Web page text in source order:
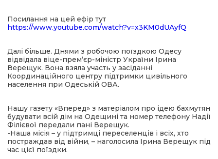
Посилання на цей ефір тут
https://www.youtube.com/watch?v=x3KM0dUAyfQ
Далі більше. Днями з робочою поїздкою Одесу
відвідала віце-прем’єр-міністр України Ірина
Верещук. Вона взяла участь у засіданні
Координаційного центру підтримки цивільного
населення при Одеській ОВА.
Нашу газету «Вперед» з матеріалом про ідею бахмутян
будувати всій дім на Одещині та номер телефону Надії
Філієвої передали пані Верещук.
-Наша місія – у підтримці переселенців і всіх, хто
постраждав від війни, – наголосила Ірина Верещук під
час цієї поїздки.